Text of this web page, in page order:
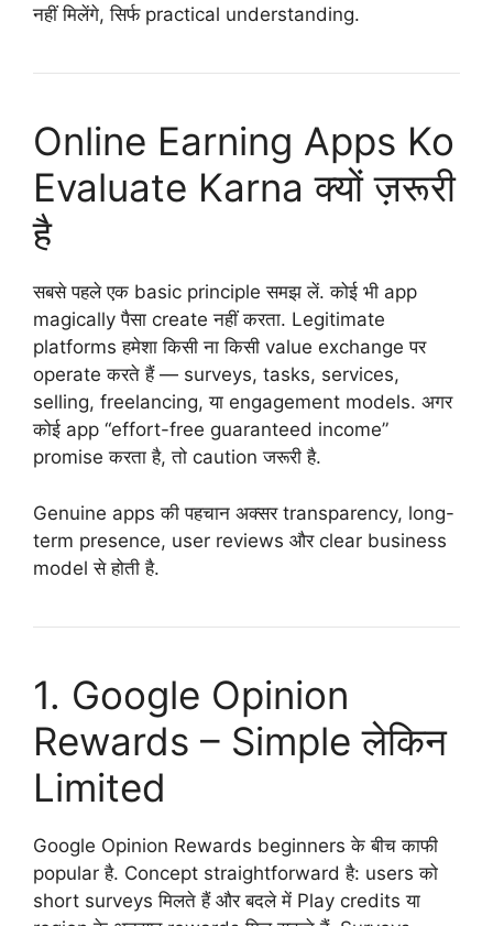
नहीं मिलेंगे, सिर्फ practical understanding.
Online Earning Apps Ko
Evaluate Karna क्यों ज़रूरी
है
सबसे पहले एक basic principle समझ लें. कोई भी app
magically पैसा create नहीं करता. Legitimate
platforms हमेशा किसी ना किसी value exchange पर
operate करते हैं — surveys, tasks, services,
selling, freelancing, या engagement models. अगर
कोई app “effort-free guaranteed income”
promise करता है, तो caution जरूरी है.
Genuine apps की पहचान अक्सर transparency, long-
term presence, user reviews और clear business
model से होती है.
1. Google Opinion
Rewards – Simple लेकिन
Limited
Google Opinion Rewards beginners के बीच काफी
popular है. Concept straightforward है: users को
short surveys मिलते हैं और बदले में Play credits या